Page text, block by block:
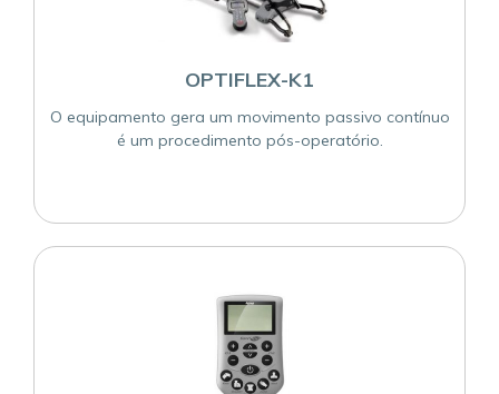
OPTIFLEX-K1
O equipamento gera um movimento passivo contínuo
é um procedimento pós-operatório.